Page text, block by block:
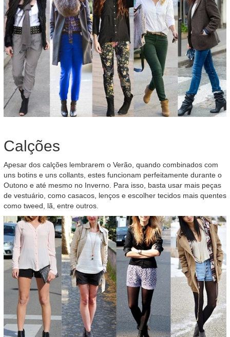
Calções
Apesar dos calções lembrarem o Verão, quando combinados com
uns botins e uns collants, estes funcionam perfeitamente durante o
Outono e até mesmo no Inverno. Para isso, basta usar mais peças
de vestuário, como casacos, lenços e escolher tecidos mais quentes
como tweed, lã, entre outros.